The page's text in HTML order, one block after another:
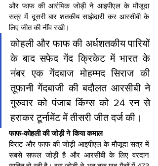
और फाफ की आरंभिक जोड़ी ने आइपीएल के मौजूदा
सत्र में दूसरी बार शतकीय साझेदारी कर आरसीबी के
लिए जीत की नींव रखी।
कोहली और फाफ की अर्धशतकीय पारियों
के बाद सफेद गेंद क्रिकेट में भारत के
नंबर एक गेंदबाज मोहम्मद सिराज की
तूफानी गेंदबाजी की बदौलत आरसीबी ने
गुरुवार को पंजाब किंग्स को 24 रन से
हराकर टूर्नामेंट में तीसरी जीत दर्ज की।
फाफ-कोहली की जोड़ी ने किया कमाल
विराट और फाफ की जोड़ी आइपीएल के मौजूदा सत्र में
सबसे सफल जोड़ी है और आरसीबी के लिए वरदान